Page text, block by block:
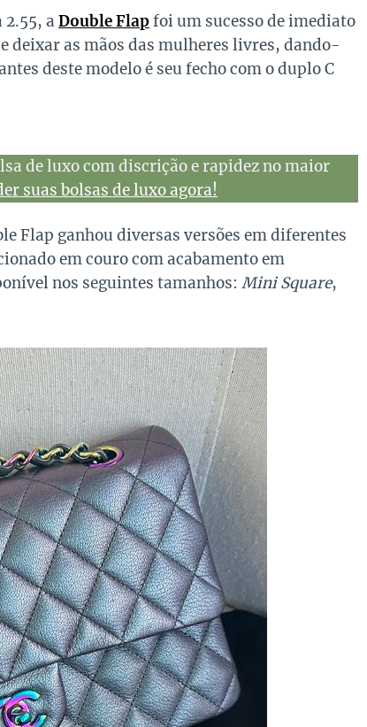
a Double Flapfoi um sucesso de imediato
deixar as mãos das mulheres livres, dando-
deste modelo é seu fecho com o duplo C
de luxo com discrição e rapidez no maior
suas bolsas de luxo agora!
Flap ganhou diversas versões em diferentes
em couro com acabamento em
nos seguintes tamanhos: Mini Square,